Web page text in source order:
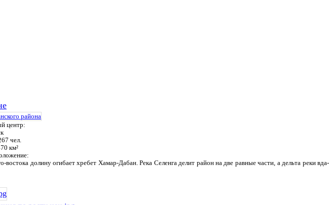
центр:
чел.
км²
долину огибает хребет Хамар-Дабан. Река Селенга делит район на две равные части, а дельта реки вда­